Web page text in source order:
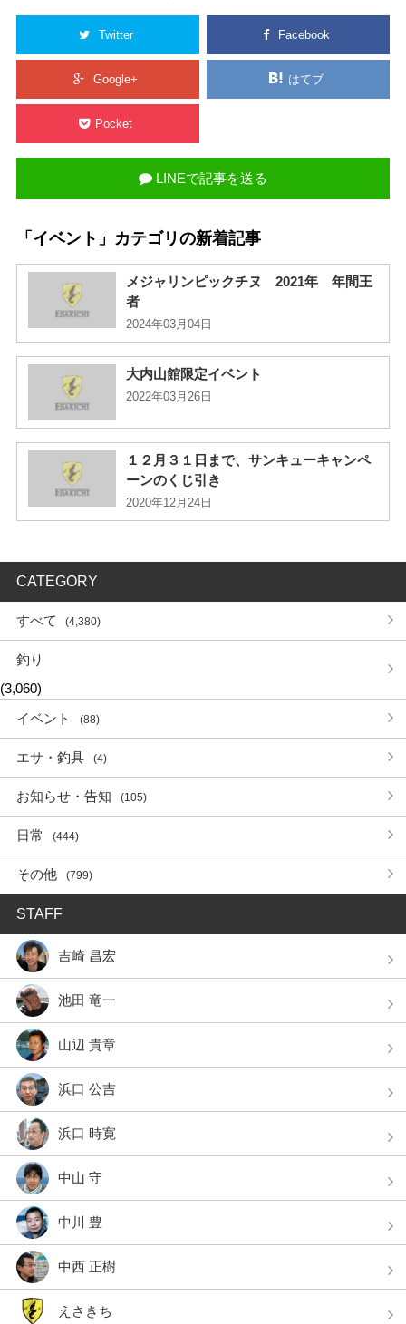
Twitter Facebook
Google+ はてブ
Pocket
LINEで記事を送る
「イベント」カテゴリの新着記事
メジャリンピックチヌ 2021年 年間王
者
2024年03月04日
大内山館限定イベント
2022年03月26日
１２月３１日まで、サンキューキャンペ
ーンのくじ引き
2020年12月24日
CATEGORY
すべて (4,380)
釣り
(3,060)
イベント
(88)
エサ・釣具 (4)
お知らせ・告知 (105)
日常 (444)
その他 (799)
STAFF
吉崎 昌宏
池田 竜一
山辺 貴章
浜口 公吉
浜口 時寛
中山 守
中川 豊
中西 正樹
えさきち